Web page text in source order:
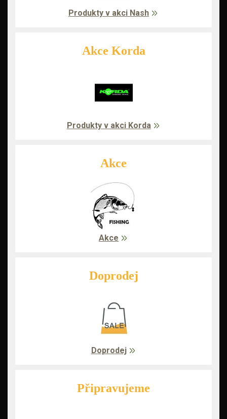
Produkty v akci Nash
Akce Korda
Produkty v akci Korda
Akce
Akce
Doprodej
Doprodej
Připravujeme